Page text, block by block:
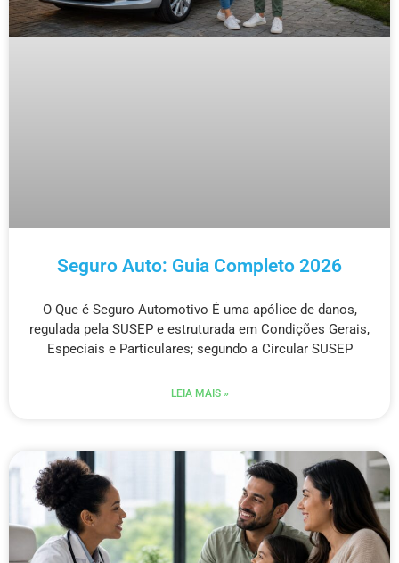
Seguro Auto: Guia Completo 2026
O Que é Seguro Automotivo É uma apólice de danos,
regulada pela SUSEP e estruturada em Condições Gerais,
Especiais e Particulares; segundo a Circular SUSEP
LEIA MAIS »